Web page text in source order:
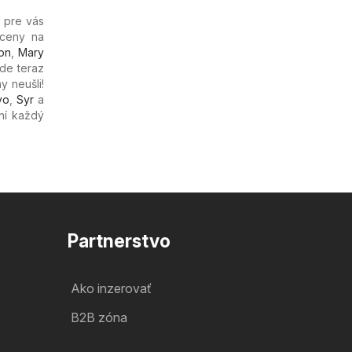
pre vás
na
,Mary
teraz
neušli!
Syr a
každý
Partnerstvo
Ako inzerovať
B2B zóna